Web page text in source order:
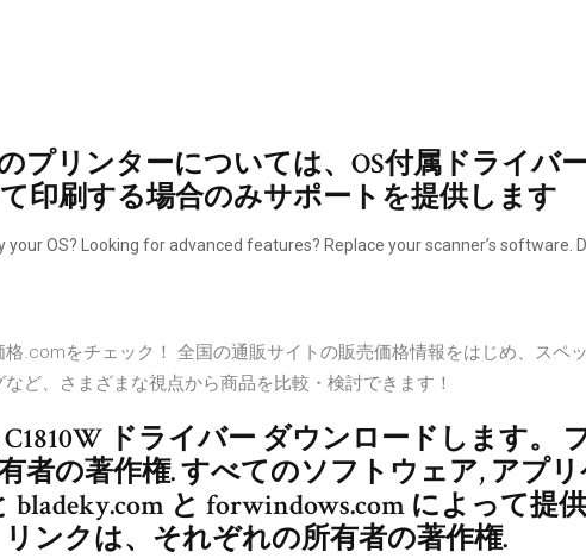
プリンターについては、OS付属ドライバ
印刷する場合のみサポートを提供します
OS? Looking for advanced features? Replace your scanner’s software.
.comをチェック！ 全国の通販サイトの販売価格情報をはじめ、スペッ
ど、さまざまな視点から商品を比較・検討できます！
ドライバー ダウンロードします。
者の著作権. すべてのソフトウェア, アプ
bladeky.com と forwindows.com によって提
ンクは、それぞれの所有者の著作権.